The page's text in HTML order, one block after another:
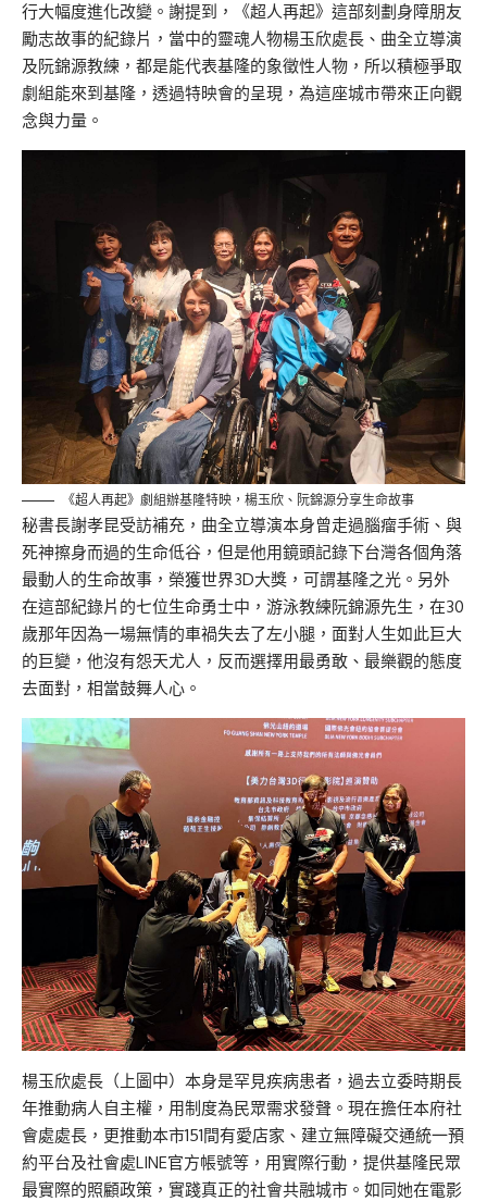
行大幅度進化改變。謝提到，《超人再起》這部刻劃身障朋友
勵志故事的紀錄片，當中的靈魂人物楊玉欣處長、曲全立導演
及阮錦源教練，都是能代表基隆的象徵性人物，所以積極爭取
劇組能來到基隆，透過特映會的呈現，為這座城市帶來正向觀
念與力量。
《超人再起》劇組辦基隆特映，楊玉欣、阮錦源分享生命故事
秘書長謝孝昆受訪補充，曲全立導演本身曾走過腦瘤手術、與
死神擦身而過的生命低谷，但是他用鏡頭記錄下台灣各個角落
最動人的生命故事，榮獲世界3D大獎，可謂基隆之光。另外
在這部紀錄片的七位生命勇士中，游泳教練阮錦源先生，在30
歲那年因為一場無情的車禍失去了左小腿，面對人生如此巨大
的巨變，他沒有怨天尤人，反而選擇用最勇敢、最樂觀的態度
去面對，相當鼓舞人心。
楊玉欣處長（上圖中）本身是罕見疾病患者，過去立委時期長
年推動病人自主權，用制度為民眾需求發聲。現在擔任本府社
會處處長，更推動本市151間有愛店家、建立無障礙交通統一預
約平台及社會處LINE官方帳號等，用實際行動，提供基隆民眾
最實際的照顧政策，實踐真正的社會共融城市。如同她在電影